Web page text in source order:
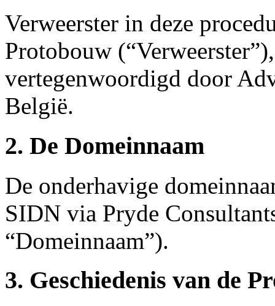
Verweerster in deze
Protobouw
vertegenwoordigd door
België.
2. De Domeinnaam
De onderhavige
SIDN via Pryde
“Domeinnaam”).
3. Geschiedenis van de